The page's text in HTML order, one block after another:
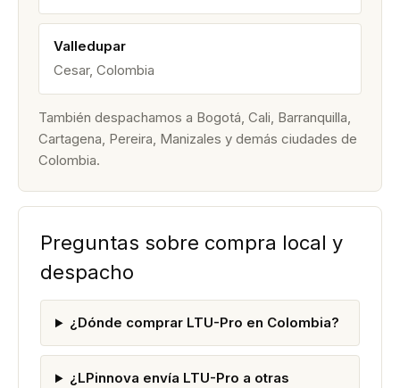
Valledupar
Cesar, Colombia
También despachamos a Bogotá, Cali, Barranquilla,
Cartagena, Pereira, Manizales y demás ciudades de
Colombia.
Preguntas sobre compra local y
despacho
¿Dónde comprar LTU-Pro en Colombia?
¿LPinnova envía LTU-Pro a otras